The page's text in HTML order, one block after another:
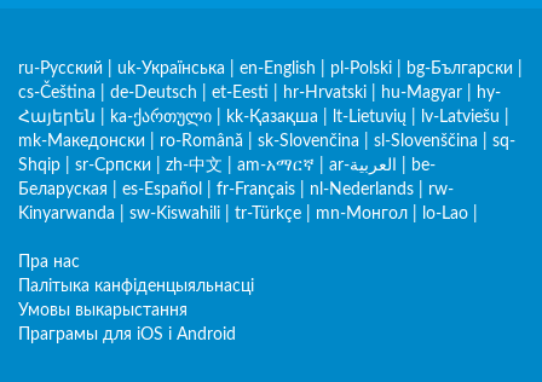
ru-Русский uk-Українська en-English pl-Polski bg-Български
cs-Čeština
de-Deutsch et-Eesti hr-Hrvatski hu-Magyar
hy-
Հայերեն
ka-ქართული kk-Қазақша lt-Lietuvių lv-Latviešu
mk-Македонски
ro-Română sk-Slovenčina sl-Slovenščina
sq-
Shqip
sr-Српски zh-中文 am-አማርኛ ar-العربية
be-
Беларуская
es-Español fr-Français nl-Nederlands
rw-
Kinyarwanda
sw-Kiswahili tr-Türkçe mn-Монгол lo-Lao
Пра нас
Палітыка канфіденцыяльнасці
Умовы выкарыстання
Праграмы для iOS і Android